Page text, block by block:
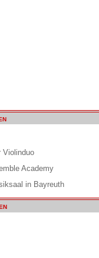
Violinduo
Academy
in Bayreuth